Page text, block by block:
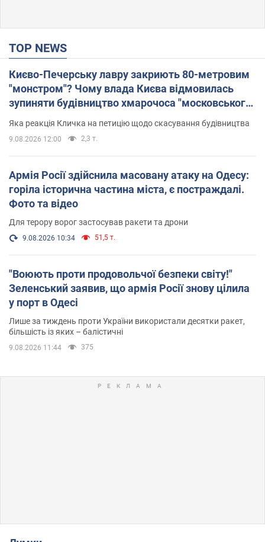
TOP NEWS
Києво-Печерську лавру закриють 80-метровим
"монстром"? Чому влада Києва відмовилась
зупиняти будівництво хмарочоса "московського
вірянина"
Яка реакція Кличка на петицію щодо скасування будівництва
9.08.2026 12:00 2,3 т.
Армія Росії здійснила масовану атаку на Одесу:
горіла історична частина міста, є постраждалі.
Фото та відео
Для терору ворог застосував ракети та дрони
9.08.2026 10:34 51,5 т.
"Воюють проти продовольчої безпеки світу!"
Зеленський заявив, що армія Росії знову цілила
у порт в Одесі
Лише за тиждень проти України використали десятки ракет,
більшість із яких – балістичні
9.08.2026 11:44 375